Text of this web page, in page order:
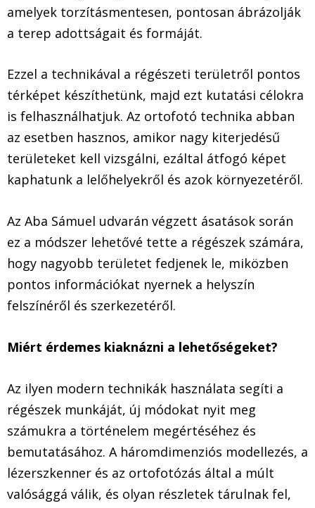
amelyek torzításmentesen, pontosan ábrázolják
a terep adottságait és formáját.
Ezzel a technikával a régészeti területről pontos
térképet készíthetünk, majd ezt kutatási célokra
is felhasználhatjuk. Az ortofotó technika abban
az esetben hasznos, amikor nagy kiterjedésű
területeket kell vizsgálni, ezáltal átfogó képet
kaphatunk a lelőhelyekről és azok környezetéről.
Az Aba Sámuel udvarán végzett ásatások során
ez a módszer lehetővé tette a régészek számára,
hogy nagyobb területet fedjenek le, miközben
pontos információkat nyernek a helyszín
felszínéről és szerkezetéről.
Miért érdemes kiaknázni a lehetőségeket?
Az ilyen modern technikák használata segíti a
régészek munkáját, új módokat nyit meg
számukra a történelem megértéséhez és
bemutatásához. A háromdimenziós modellezés, a
lézerszkenner és az ortofotózás által a múlt
valósággá válik, és olyan részletek tárulnak fel,